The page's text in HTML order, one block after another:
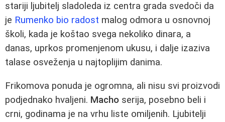
stariji ljubitelj sladoleda iz centra grada svedoči da
je Rumenko bio radost malog odmora u osnovnoj
školi, kada je koštao svega nekoliko dinara, a
danas, uprkos promenjenom ukusu, i dalje izaziva
talase osveženja u najtoplijim danima.
Frikomova ponuda je ogromna, ali nisu svi proizvodi
podjednako hvaljeni. Macho serija, posebno beli i
crni, godinama je na vrhu liste omiljenih. Ljubitelji